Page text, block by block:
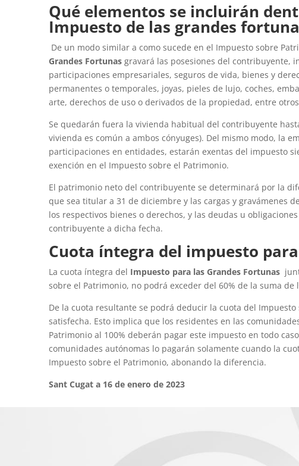
Qué elementos se incluirán
Impuesto de las grandes
De un modo similar a como sucede en el Impuesto sobre
Grandes Fortunas gravará las posesiones del contribuyente,
participaciones empresariales, seguros de vida, bienes y
permanentes o temporales, joyas, pieles de lujo, coches,
arte, derechos de uso o derivados de la propiedad, entre
Se quedarán fuera la vivienda habitual del contribuyente
vivienda es común a ambos cónyuges). Del mismo modo, la
participaciones en entidades, estarán exentas del impuesto
exención en el Impuesto sobre el Patrimonio.
El patrimonio neto del contribuyente se determinará por la
que sea titular a 31 de diciembre y las cargas y gravámenes
los respectivos bienes o derechos, y las deudas u
contribuyente a dicha fecha.
Cuota íntegra del impuesto
La cuota íntegra del Impuesto para las Grandes Fortunas
sobre el Patrimonio, no podrá exceder del 60% de la suma
De la cuota resultante se podrá deducir la cuota del
satisfecha. Esto implica que los residentes en las
Patrimonio al 100% deberán pagar este impuesto en todo
comunidades autónomas lo pagarán solamente cuando la
Impuesto sobre el Patrimonio, abonando la diferencia.
Sant Cugat a 16 de enero de 2023